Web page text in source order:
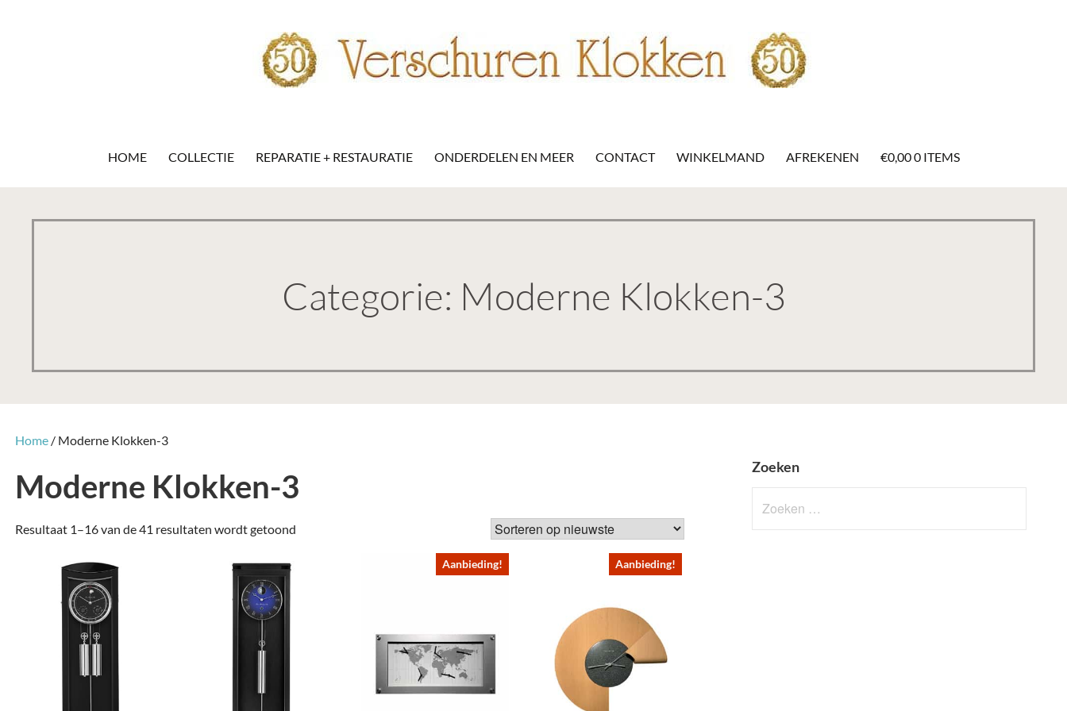
HOME COLLECTIE REPARATIE + RESTAURATIE ONDERDELEN EN MEER CONTACT WINKELMAND AFREKENEN €0,000 ITEMS
Categorie: Moderne Klokken-3
Home/ Moderne Klokken-3
Moderne Klokken-3
Resultaat 1–16 van de 41 resultaten wordt getoondGesorteerd
Aanbieding! Aanbieding!
Zoeken